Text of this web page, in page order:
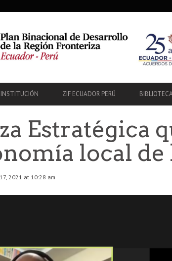
INSTITUCIÓN ZIF ECUADOR PERÚ
Estratégica
local
2021 at 10:28 am